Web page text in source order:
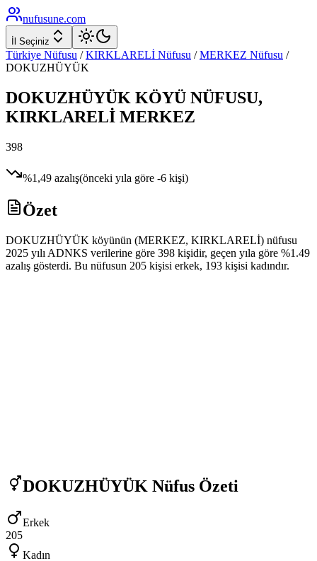
nufusune.com
İl Seçiniz
Türkiye Nüfusu / KIRKLARELİ Nüfusu / MERKEZ Nüfusu /
DOKUZHÜYÜK
DOKUZHÜYÜK KÖYÜ NÜFUSU,
KIRKLARELİ MERKEZ
398
%1,49 azalış(önceki yıla göre -6 kişi)
Özet
DOKUZHÜYÜK köyünün (MERKEZ, KIRKLARELİ) nüfusu
2025 yılı ADNKS verilerine göre 398 kişidir, geçen yıla göre %1.49
azalış gösterdi. Bu nüfusun 205 kişisi erkek, 193 kişisi kadındır.
DOKUZHÜYÜK Nüfus Özeti
Erkek
205
Kadın